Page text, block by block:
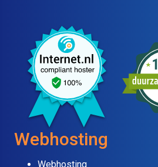
Webhosting
Webhosting